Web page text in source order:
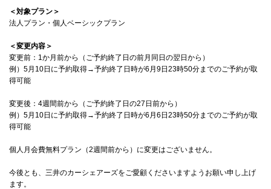
＜対象プラン＞
法人プラン・個人ベーシックプラン
＜変更内容＞
変更前：1か月前から（ご予約終了日の前月同日の翌日から）
例）5月10日に予約取得→予約終了日時が6月9日23時50分までのご予約が取
得可能
変更後：4週間前から（ご予約終了日の27日前から）
例）5月10日に予約取得→予約終了日時が6月6日23時50分までのご予約が取
得可能
個人月会費無料プラン（2週間前から）に変更はございません。
今後とも、三井のカーシェアーズをご愛顧くださいますようお願い申し上げ
ます。